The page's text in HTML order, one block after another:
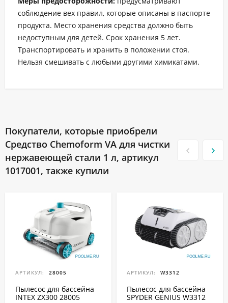
соблюдение вех правил, которые описаны в паспорте
продукта. Место хранения средства должно быть
недоступным для детей. Срок хранения 5 лет.
Транспортировать и хранить в положении стоя.
Нельзя смешивать с любыми другими химикатами.
Покупатели, которые приобрели
Средство Chemoform VA для чистки
нержавеющей стали 1 л, артикул
1017001, также купили
АРТИКУЛ: 28005
Пылесос для бассейна
INTEX ZX300 28005
АРТИКУЛ: W3312
Пылесос для бассейна
SPYDER GENIUS W3312